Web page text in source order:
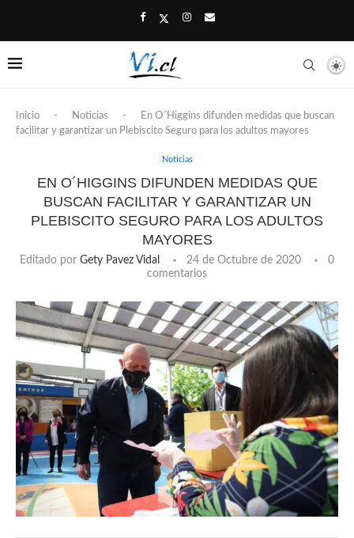
Inicio - Noticias -
En O´Higgins difunden medidas que buscan
facilitar y garantizar un Plebiscito Seguro para los adultos mayores
Noticias
EN O´HIGGINS DIFUNDEN MEDIDAS QUE
BUSCAN FACILITAR Y GARANTIZAR UN
PLEBISCITO SEGURO PARA LOS ADULTOS
MAYORES
Editado por Gety Pavez Vidal 24 de Octubre de 2020
0
comentarios